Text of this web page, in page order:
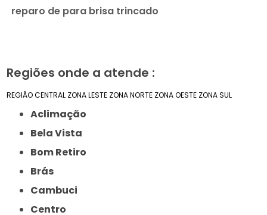
reparo de para brisa trincado
Regiões onde a atende :
REGIÃO CENTRAL ZONA LESTE ZONA NORTE ZONA OESTE ZONA SUL
Aclimação
Bela Vista
Bom Retiro
Brás
Cambuci
Centro